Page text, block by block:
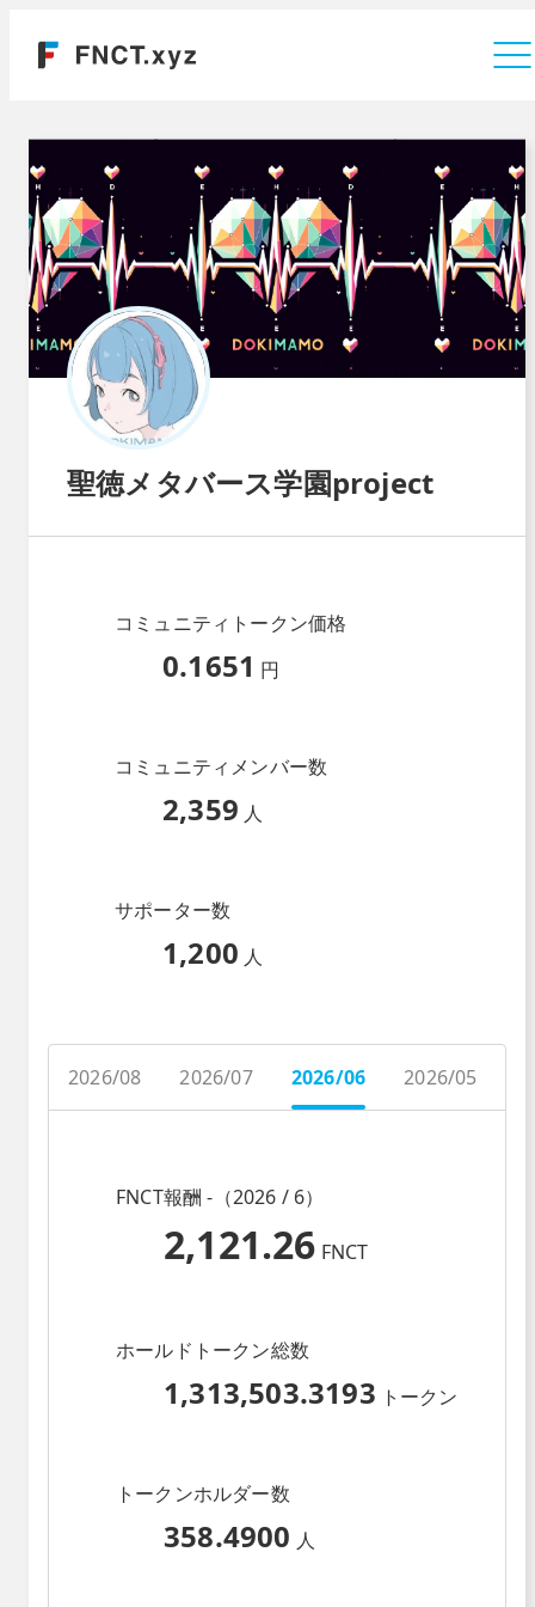
聖徳メタバース学園project
コミュニティトークン価格
0.1651 円
コミュニティメンバー数
2,359 人
サポーター数
1,200 人
2026/08 2026/07 2026/06 2026/05
FNCT報酬 -（2026 / 6）
2,121.26 FNCT
ホールドトークン総数
1,313,503.3193 トークン
トークンホルダー数
358.4900 人